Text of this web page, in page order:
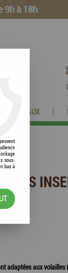
9h à 18h
OISEAUX
adaptées aux
sous-
bas à